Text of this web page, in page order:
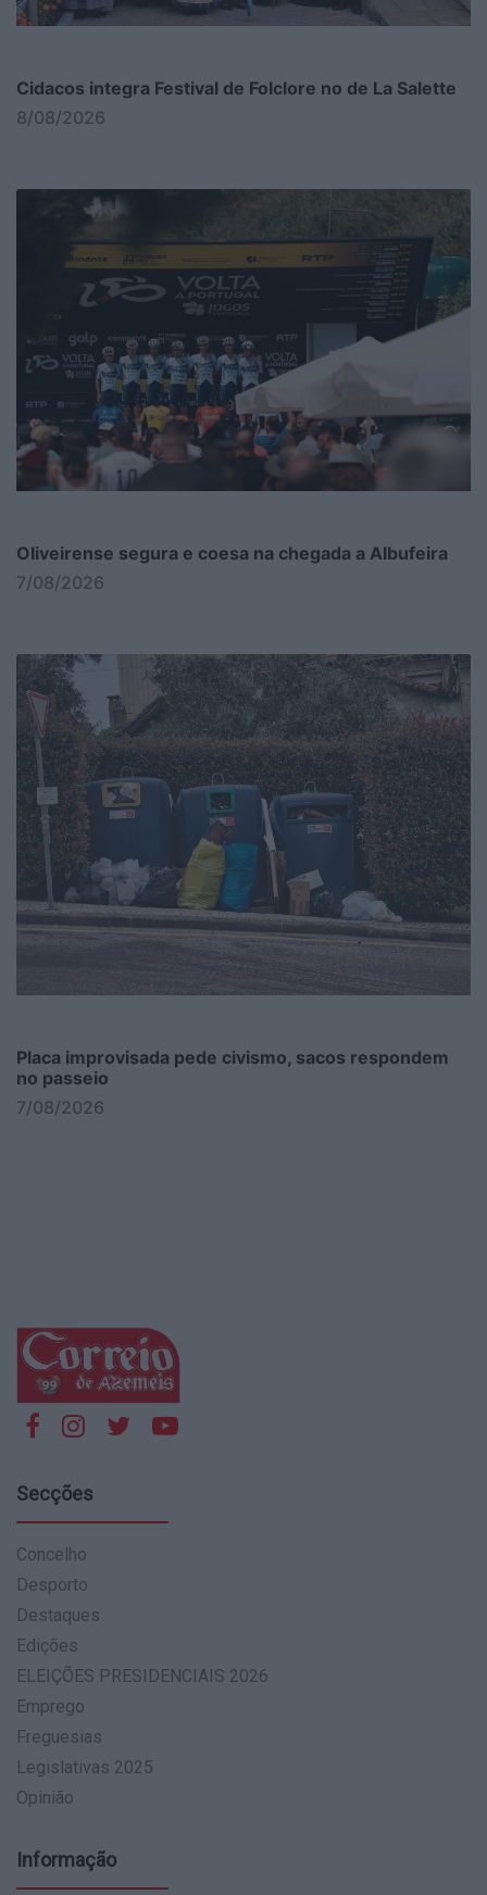
Cidacos integra Festival de Folclore no de La Salette
8/08/2026
Oliveirense segura e coesa na chegada a Albufeira
7/08/2026
Placa improvisada pede civismo, sacos respondem
no passeio
7/08/2026
Secções
Concelho
Desporto
Destaques
Edições
ELEIÇÕES PRESIDENCIAIS 2026
Emprego
Freguesias
Legislativas 2025
Opinião
Informação